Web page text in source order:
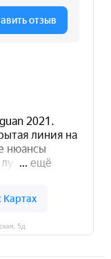
5д